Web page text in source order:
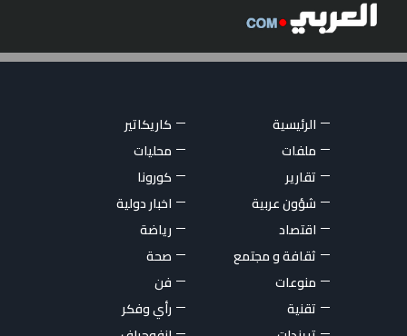
الرئيسية
كاريكاتير
ملفات
محليات
تقارير
كورونا
شؤون عربية
اخبار دولية
اقتصاد
رياضة
ثقافة و مجتمع
صحة
منوعات
فن
تقنية
رأي وفكر